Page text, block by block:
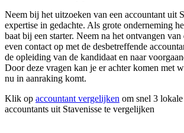
Neem bij het uitzoeken van een accountant uit
expertise in gedachte. Als grote onderneming
baat bij een starter. Neem na het ontvangen
even contact op met de desbetreffende
de opleiding van de kandidaat en naar
Door deze vragen kan je er achter komen met
nu in aanraking komt.
Klik op accountant vergelijken om snel 3
accountants uit Stavenisse te vergelijken